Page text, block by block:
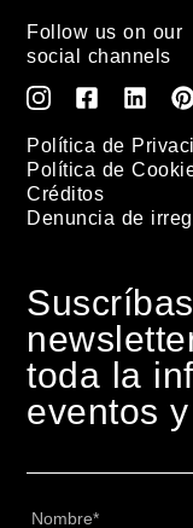
Follow us on our
social channels
Política de
Política de
Créditos
Denuncia de
toda la
eventos